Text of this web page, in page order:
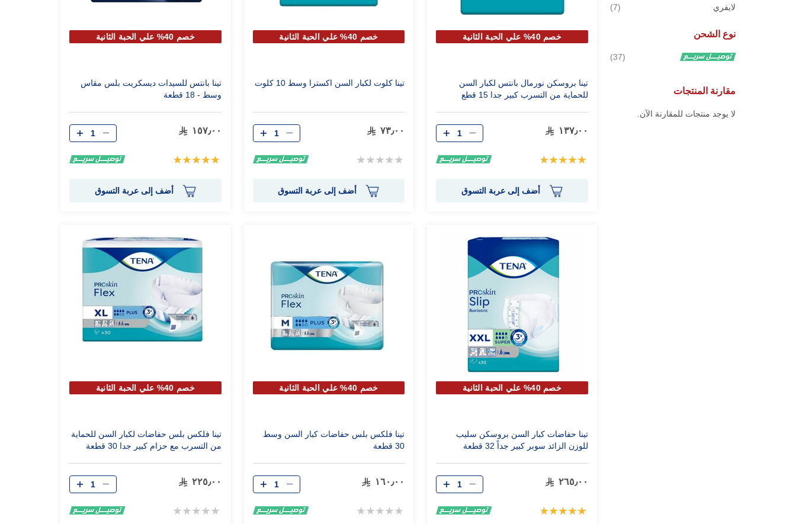
خصم 40% علي الحبة الثانية
تينا بروسكن نورمال بانتس لكبار السن
للحماية من التسرب كبير جدا 15 قطع
١٣٧٫٠٠
تقييم:
الكمية
أضف إلى عربة التسوق
خصم 40% علي الحبة الثانية
تينا كلوت لكبار السن اكسترا وسط 10 كلوت
٧٣٫٠٠
Rating:
الكمية
أضف إلى عربة التسوق
خصم 40% علي الحبة الثانية
تينا بانتس للسيدات ديسكريت بلس مقاس
وسط - 18 قطعة
١٥٧٫٠٠
تقييم:
الكمية
أضف إلى عربة التسوق
خصم 40% علي الحبة الثانية
تينا حفاضات كبار السن بروسكن سليب
للوزن الزائد سوبر كبير جداً 32 قطعة
٢٦٥٫٠٠
تقييم:
الكمية
خصم 40% علي الحبة الثانية
تينا فلكس بلس حفاضات كبار السن وسط
30 قطعة
١٦٠٫٠٠
Rating:
الكمية
خصم 40% علي الحبة الثانية
تينا فلكس بلس حفاضات لكبار السن للحماية
من التسرب مع حزام كبير جدا 30 قطعة
٢٢٥٫٠٠
Rating:
الكمية
لايفري 7قطع
نوع الشحن
37قطع
مقارنة المنتجات
لا يوجد منتجات للمقارنة الآن.